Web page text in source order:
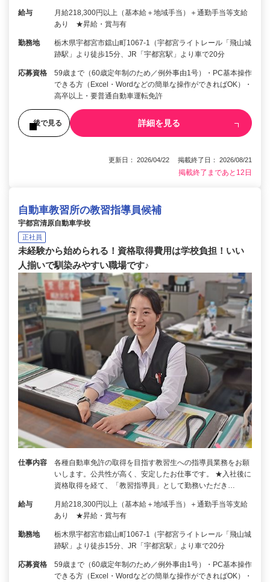
給与
月給218,300円以上（基本給＋地域手当）＋通勤手当等支給
あり ★昇給・賞与有
勤務地
栃木県宇都宮市鐺山町1067-1（宇都宮ライトレール「飛山城
跡駅」より徒歩15分、JR「宇都宮駅」より車で20分
応募資格
59歳まで（60歳定年制のため／例外事由1号）・PC基本操作
できる方（Excel・Wordなどの簡単な操作ができればOK）・
高卒以上・要普通自動車運転免許
後で見る 詳細を見る
更新日： 2026/04/22 掲載終了日： 2026/08/21
掲載終了まであと12日
自動車教習所の教習指導員候補
宇都宮清原自動車学校
正社員
未経験から始められる！資格取得費用は学校負担！いい
人揃いで馴染みやすい職場です♪
仕事内容
各種自動車免許の取得を目指す教習生への指導員業務をお願
いします。公共性が高く、安定したお仕事です。 ★入社後に
資格取得を経て、「教習指導員」として勤務いただき…
給与
月給218,300円以上（基本給＋地域手当）＋通勤手当等支給
あり ★昇給・賞与有
勤務地
栃木県宇都宮市鐺山町1067-1（宇都宮ライトレール「飛山城
跡駅」より徒歩15分、JR「宇都宮駅」より車で20分
応募資格
59歳まで（60歳定年制のため／例外事由1号）・PC基本操作
できる方（Excel・Wordなどの簡単な操作ができればOK）・